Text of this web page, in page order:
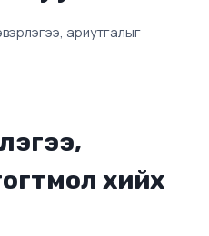
ариутгалыг
хийх